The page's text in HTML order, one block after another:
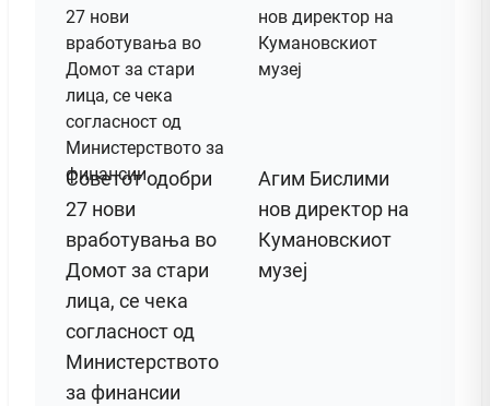
Советот одобри
27 нови
вработувања во
Домот за стари
лица, се чека
согласност од
Министерството
за финансии
Агим Бислими
нов директор на
Кумановскиот
музеј